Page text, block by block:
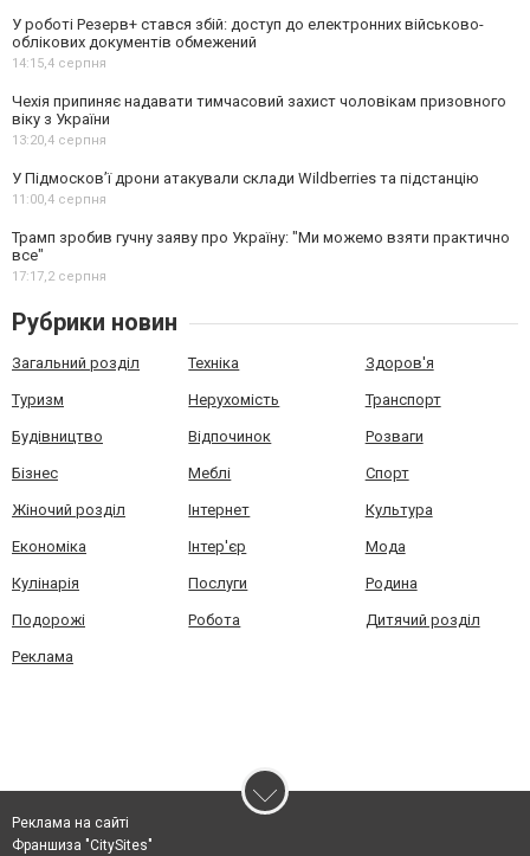
У роботі Резерв+ стався збій: доступ до електронних військово-
облікових документів обмежений
14:15,4 серпня
Чехія припиняє надавати тимчасовий захист чоловікам призовного
віку з України
13:20,4 серпня
У Підмосков’ї дрони атакували склади Wildberries та підстанцію
11:00,4 серпня
Трамп зробив гучну заяву про Україну: "Ми можемо взяти практично
все"
17:17,2 серпня
Рубрики новин
Загальний розділ Техніка Здоров'я
Туризм Нерухомість Транспорт
Будівництво Відпочинок Розваги
Бізнес Меблі Спорт
Жіночий розділ Інтернет Культура
Економіка Інтер'єр Мода
Кулінарія Послуги Родина
Подорожі Робота Дитячий розділ
Реклама
Реклама на сайті
Франшиза "CitySites"